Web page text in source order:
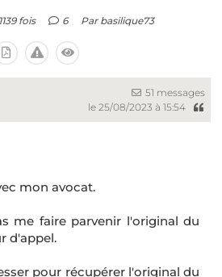
fois 6 Par basilique73
51 messages
le 25/08/2023 à 15:54
mon avocat.
me faire parvenir l'original du
d'appel.
pour récupérer l'original du